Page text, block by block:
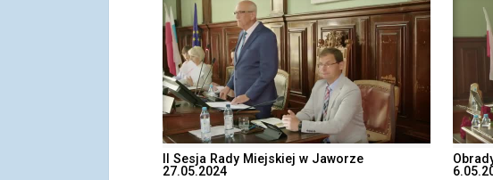
II Sesja Rady Miejskiej w Jaworze
27.05.2024